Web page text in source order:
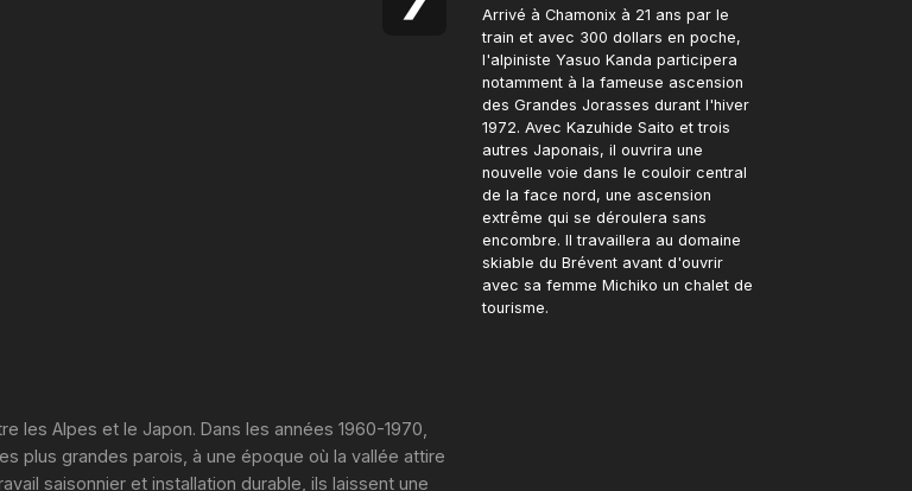
Arrivé à Chamonix à 21 ans par le
train et avec 300 dollars en poche,
l'alpiniste Yasuo Kanda participera
notamment à la fameuse ascension
des Grandes Jorasses durant l'hiver
1972. Avec Kazuhide Saito et trois
autres Japonais, il ouvrira une
nouvelle voie dans le couloir central
de la face nord, une ascension
extrême qui se déroulera sans
encombre. Il travaillera au domaine
skiable du Brévent avant d'ouvrir
avec sa femme Michiko un chalet de
tourisme.
les Alpes et le Japon. Dans les années 1960-1970,
plus grandes parois, à une époque où la vallée attire
saisonnier et installation durable, ils laissent une